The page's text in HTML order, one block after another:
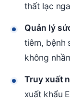
thất lạc
Quản lý
tiêm, bệnh
không
Truy xuất
xuất khẩu